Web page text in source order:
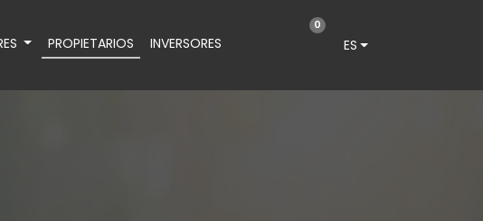
0
ES
PROPIETARIOS INVERSORES